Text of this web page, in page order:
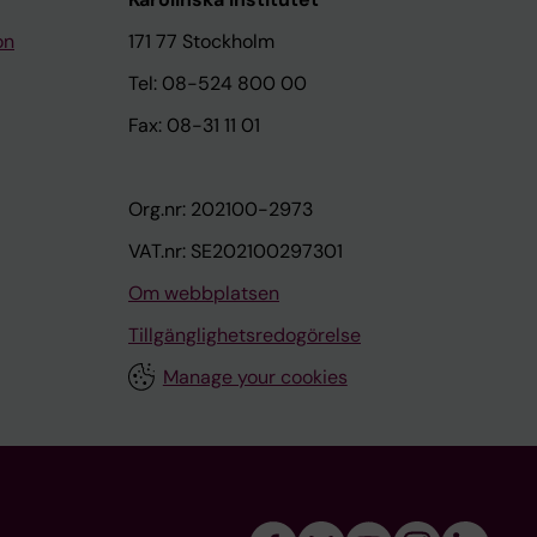
171 77 Stockholm
Tel: 08-524 800 00
Fax: 08-31 11 01
Org.nr: 202100-2973
VAT.nr: SE202100297301
Om webbplatsen
Tillgänglighetsredogörelse
Manage your cookies